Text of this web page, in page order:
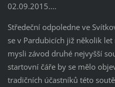
02.09.2015....
Středeční odpoledne ve
se v Pardubicích již několik
mysli závod druhé nejvyšší
startovní čáře by se mělo
tradičních účastníků této